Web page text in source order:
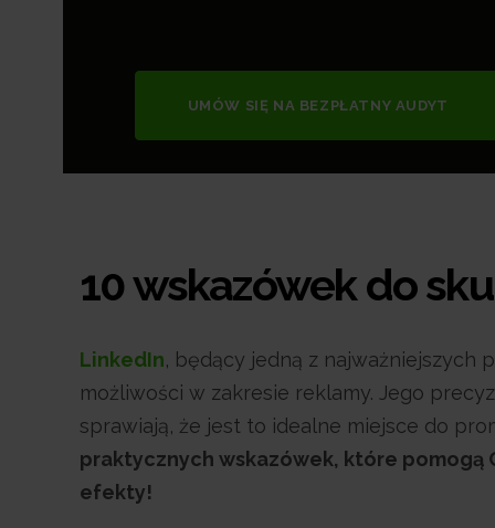
UMÓW SIĘ NA BEZPŁATNY AUDYT
10 wskazówek do
LinkedIn, będący jedną z najważniejszych
możliwości w zakresie reklamy. Jego
sprawiają, że jest to idealne miejsce do
praktycznych wskazówek, które pomogą
efekty!